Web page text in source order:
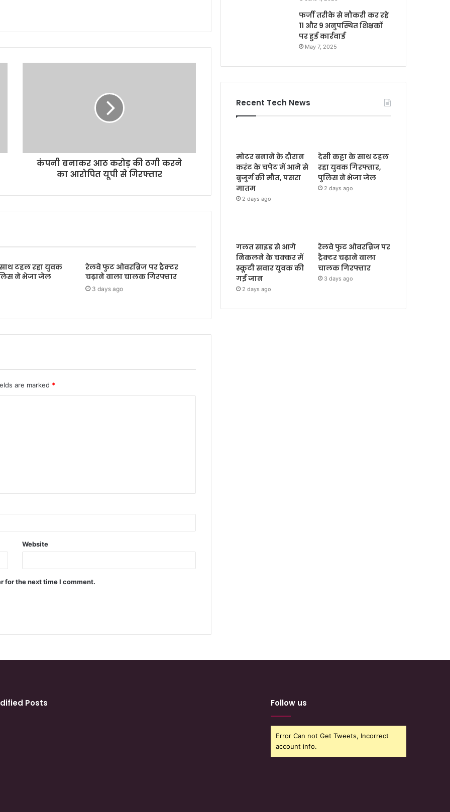
कंपनी बनाकर आठ करोड़ की ठगी करने
का आरोपित यूपी से गिरफ्तार
टहल रहा युवक
ने भेजा जेल
रेलवे फुट ओवरब्रिज पर ट्रैक्टर
चढ़ाने वाला चालक गिरफ्तार
3 days ago
are marked *
Website
for the next time I comment.
फर्जी तरीके से नौकरी कर रहे
11 और 9 अनुपस्थित शिक्षकों
पर हुई कार्रवाई
May 7, 2025
Recent Tech News
मोटर बनाने के दौरान
करंट के चपेट में आने से
बुजुर्ग की मौत, पसरा
मातम
2 days ago
देसी कट्टा के साथ टहल
रहा युवक गिरफ्तार,
पुलिस ने भेजा जेल
2 days ago
गलत साइड से आगे
निकलने के चक्कर में
स्कूटी सवार युवक की
गई जान
2 days ago
रेलवे फुट ओवरब्रिज पर
ट्रैक्टर चढ़ाने वाला
चालक गिरफ्तार
3 days ago
Posts Follow us
Error Can not Get Tweets, Incorrect
account info.